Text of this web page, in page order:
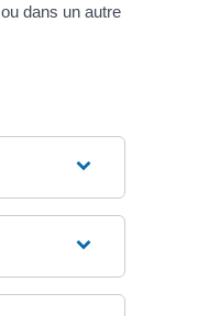
ou dans un autre